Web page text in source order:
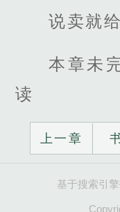
说卖就
本章未
读
上一章
基于搜索引